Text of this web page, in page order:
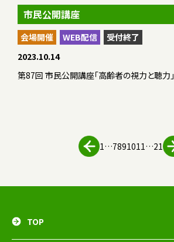
市民公開講座
会場開催 WEB配信
受付終了
2023.10.14
第87回 市民公開講座「高齢者の視力と聴力」
1…7891011…21
TOP